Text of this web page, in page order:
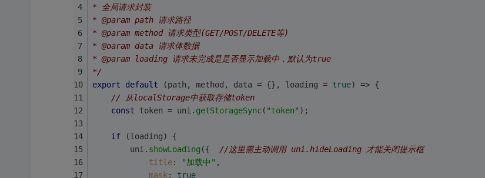
* 全局请求封装
* @param path 请求路径
* @param method 请求类型(GET/POST/DELETE等)
* @oaram data 请求体数据
* @param loading 请求未完成是是否显示加载中，默认为true
*/
export
default (path, method, data = {}, loading = true) => {
// 从localStorage中获取存储token
const token = uni. getStorageSync( "token" );
if (loading) {
        uni.
showLoading ({ //这里需主动调用 uni.hideLoading 才能关闭提示框
title: "加载中" ,
mask: true